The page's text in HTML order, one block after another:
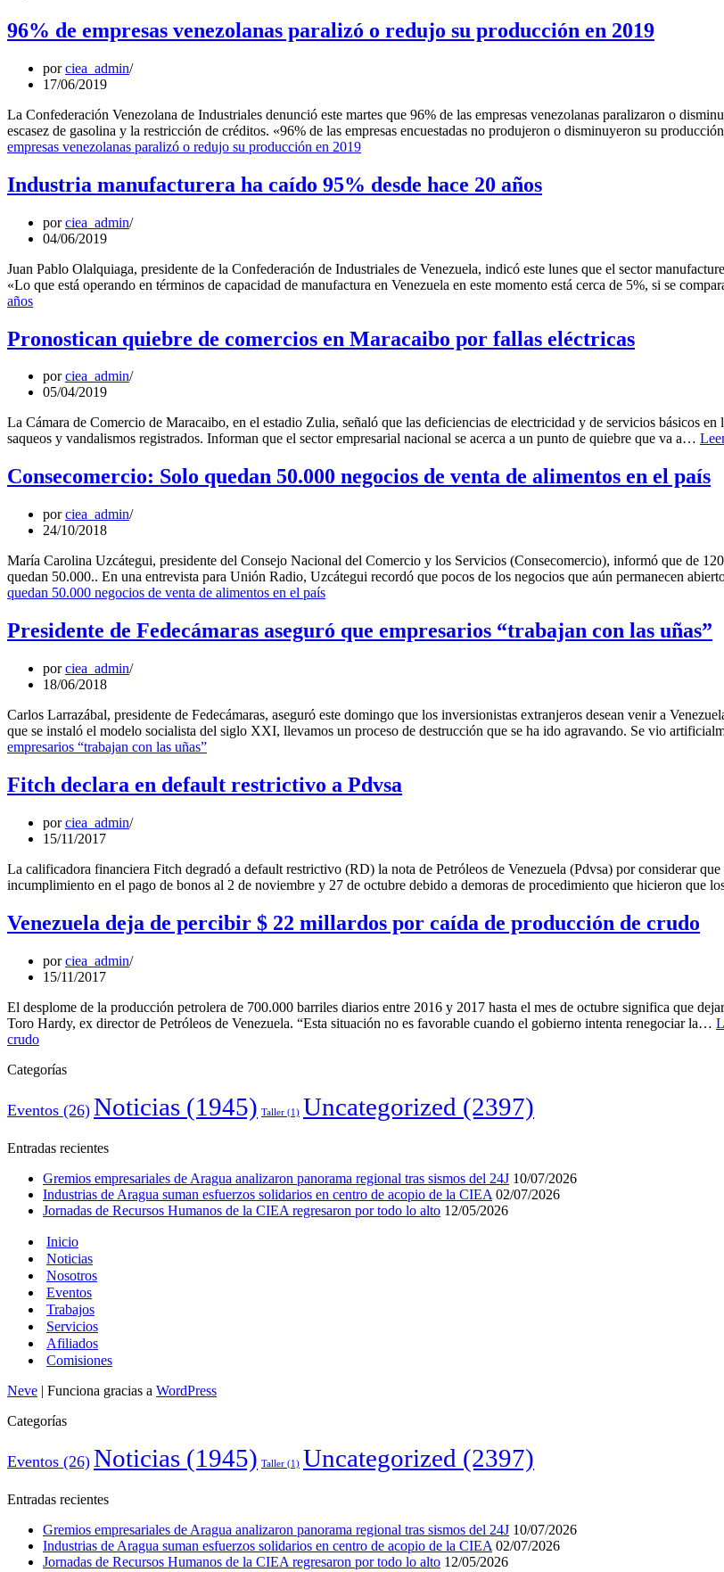
96% de empresas venezolanas paralizó o redujo su producción en 2019
porciea_admin
17/06/2019
La Confederación Venezolana de Industriales denunció este martes que 96% de las empresas venezolanas paralizaron o
escasez de gasolina y la restricción de créditos. «96% de las empresas encuestadas no produjeron o disminuyeron su
empresas venezolanas paralizó o redujo su producción en 2019
Industria manufacturera ha caído 95% desde hace 20 años
porciea_admin
04/06/2019
Juan Pablo Olalquiaga, presidente de la Confederación de Industriales de Venezuela, indicó este lunes que el sector
«Lo que está operando en términos de capacidad de manufactura en Venezuela en este momento está cerca de 5%, si se
años
Pronostican quiebre de comercios en Maracaibo por fallas eléctricas
porciea_admin
05/04/2019
La Cámara de Comercio de Maracaibo, en el estadio Zulia, señaló que las deficiencias de electricidad y de servicios básicos
saqueos y vandalismos registrados. Informan que el sector empresarial nacional se acerca a un punto de quiebre que va a…
Consecomercio: Solo quedan 50.000 negocios de venta de alimentos en el país
porciea_admin
24/10/2018
María Carolina Uzcátegui, presidente del Consejo Nacional del Comercio y los Servicios (Consecomercio), informó que de
quedan 50.000.. En una entrevista para Unión Radio, Uzcátegui recordó que pocos de los negocios que aún permanecen
quedan 50.000 negocios de venta de alimentos en el país
Presidente de Fedecámaras aseguró que empresarios “trabajan con las uñas”
porciea_admin
18/06/2018
Carlos Larrazábal, presidente de Fedecámaras, aseguró este domingo que los inversionistas extranjeros desean venir a
que se instaló el modelo socialista del siglo XXI, llevamos un proceso de destrucción que se ha ido agravando. Se vio
empresarios “trabajan con las uñas”
Fitch declara en default restrictivo a Pdvsa
porciea_admin
15/11/2017
La calificadora financiera Fitch degradó a default restrictivo (RD) la nota de Petróleos de Venezuela (Pdvsa) por considerar
incumplimiento en el pago de bonos al 2 de noviembre y 27 de octubre debido a demoras de procedimiento que hicieron que
Venezuela deja de percibir $ 22 millardos por caída de producción de crudo
porciea_admin
15/11/2017
El desplome de la producción petrolera de 700.000 barriles diarios entre 2016 y 2017 hasta el mes de octubre significa que
Toro Hardy, ex director de Petróleos de Venezuela. “Esta situación no es favorable cuando el gobierno intenta renegociar la…
crudo
Categorías
Eventos (26) Noticias (1945) Taller (1) Uncategorized (2397)
Entradas recientes
Gremios empresariales de Aragua analizaron panorama regional tras sismos del 24J 10/07/2026
Industrias de Aragua suman esfuerzos solidarios en centro de acopio de la CIEA 02/07/2026
Jornadas de Recursos Humanos de la CIEA regresaron por todo lo alto 12/05/2026
Inicio
Noticias
Nosotros
Eventos
Trabajos
Servicios
Afiliados
Comisiones
Neve | Funciona gracias a WordPress
Categorías
Eventos (26) Noticias (1945) Taller (1) Uncategorized (2397)
Entradas recientes
Gremios empresariales de Aragua analizaron panorama regional tras sismos del 24J 10/07/2026
Industrias de Aragua suman esfuerzos solidarios en centro de acopio de la CIEA 02/07/2026
Jornadas de Recursos Humanos de la CIEA regresaron por todo lo alto 12/05/2026